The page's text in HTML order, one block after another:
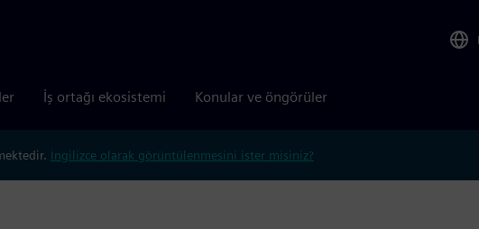
İş ortağı ekosistemi Konular ve öngörüler
İngilizce olarak görüntülenmesini ister misiniz?